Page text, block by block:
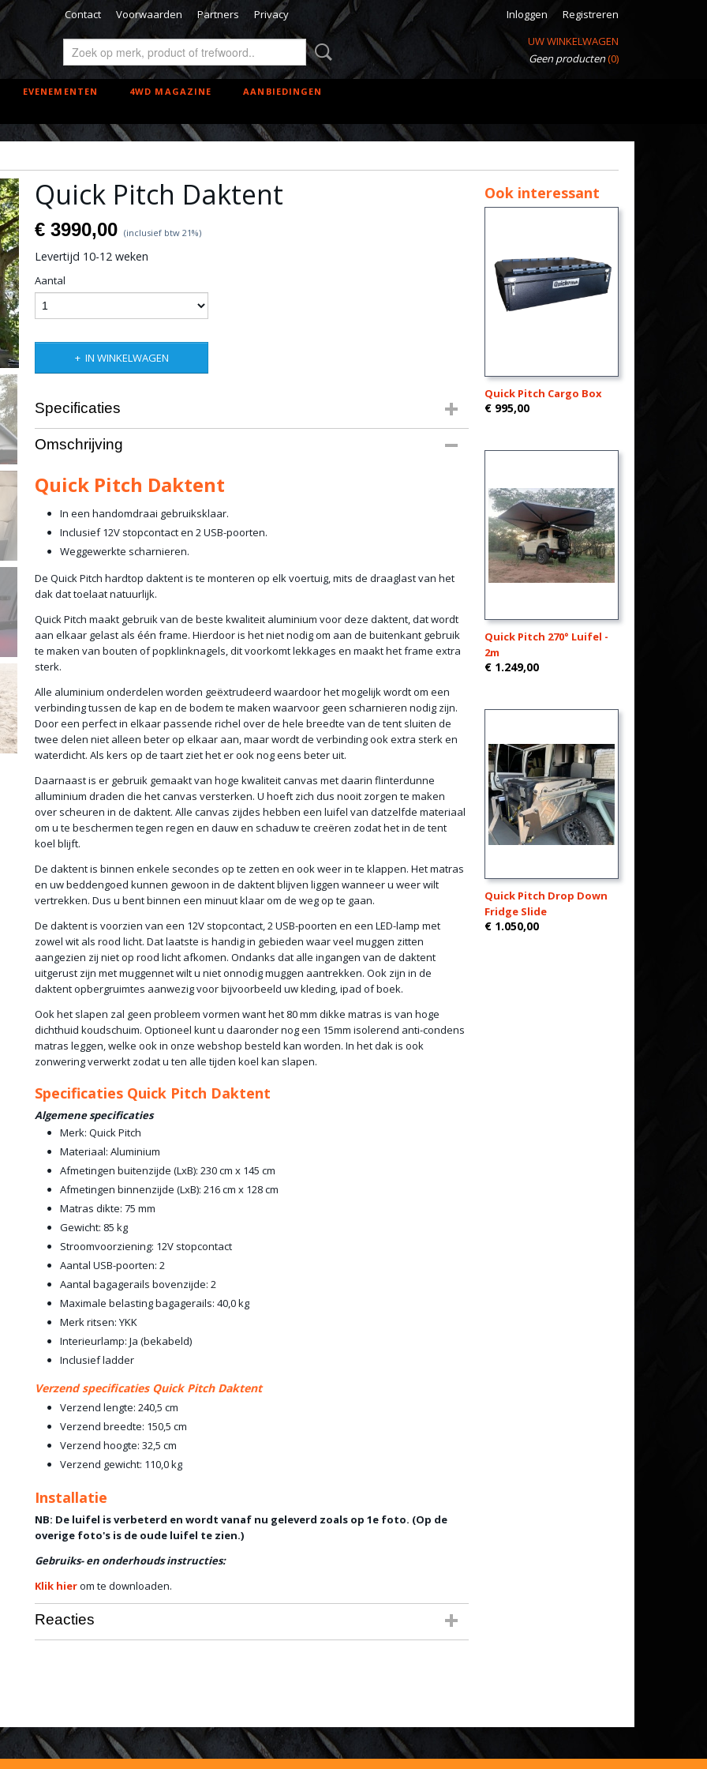
Contact Voorwaarden Partners Privacy Inloggen
Registreren
UW WINKELWAGEN
Geen producten(0)
EVENEMENTEN 4WD MAGAZINE AANBIEDINGEN
Quick Pitch Daktent
€ 3990,00 (inclusief btw 21%)
Levertijd 10-12 weken
Aantal
IN WINKELWAGEN
Specificaties
Productcode leverancier
Netto gewicht
Omschrijving
Quick Pitch Daktent
In een handomdraai gebruiksklaar.
Inclusief 12V stopcontact en 2 USB-poorten.
Weggewerkte scharnieren.
De Quick Pitch hardtop daktent is te monteren op elk voertuig, mits de draaglast van het
dak dat toelaat natuurlijk.
Quick Pitch maakt gebruik van de beste kwaliteit aluminium voor deze daktent, dat wordt
aan elkaar gelast als één frame. Hierdoor is het niet nodig om aan de buitenkant gebruik
te maken van bouten of popklinknagels, dit voorkomt lekkages en maakt het frame extra
sterk.
Alle aluminium onderdelen worden geëxtrudeerd waardoor het mogelijk wordt om een
verbinding tussen de kap en de bodem te maken waarvoor geen scharnieren nodig zijn.
Door een perfect in elkaar passende richel over de hele breedte van de tent sluiten de
twee delen niet alleen beter op elkaar aan, maar wordt de verbinding ook extra sterk en
waterdicht. Als kers op de taart ziet het er ook nog eens beter uit.
Daarnaast is er gebruik gemaakt van hoge kwaliteit canvas met daarin flinterdunne
alluminium draden die het canvas versterken. U hoeft zich dus nooit zorgen te maken
over scheuren in de daktent. Alle canvas zijdes hebben een luifel van datzelfde materiaal
om u te beschermen tegen regen en dauw en schaduw te creëren zodat het in de tent
koel blijft.
De daktent is binnen enkele secondes op te zetten en ook weer in te klappen. Het matras
en uw beddengoed kunnen gewoon in de daktent blijven liggen wanneer u weer wilt
vertrekken. Dus u bent binnen een minuut klaar om de weg op te gaan.
De daktent is voorzien van een 12V stopcontact, 2 USB-poorten en een LED-lamp met
zowel wit als rood licht. Dat laatste is handig in gebieden waar veel muggen zitten
aangezien zij niet op rood licht afkomen. Ondanks dat alle ingangen van de daktent
uitgerust zijn met muggennet wilt u niet onnodig muggen aantrekken. Ook zijn in de
daktent opbergruimtes aanwezig voor bijvoorbeeld uw kleding, ipad of boek.
Ook het slapen zal geen probleem vormen want het 80 mm dikke matras is van hoge
dichthuid koudschuim. Optioneel kunt u daaronder nog een 15mm isolerend anti-condens
matras leggen, welke ook in onze webshop besteld kan worden. In het dak is ook
zonwering verwerkt zodat u ten alle tijden koel kan slapen.
Specificaties Quick Pitch Daktent
Algemene specificaties
Merk: Quick Pitch
Materiaal: Aluminium
Afmetingen buitenzijde (LxB): 230 cm x 145 cm
Afmetingen binnenzijde (LxB): 216 cm x 128 cm
Matras dikte: 75 mm
Gewicht: 85 kg
Stroomvoorziening: 12V stopcontact
Aantal USB-poorten: 2
Aantal bagagerails bovenzijde: 2
Maximale belasting bagagerails: 40,0 kg
Merk ritsen: YKK
Interieurlamp: Ja (bekabeld)
Inclusief ladder
Verzend specificaties Quick Pitch Daktent
Verzend lengte: 240,5 cm
Verzend breedte: 150,5 cm
Verzend hoogte: 32,5 cm
Verzend gewicht: 110,0 kg
Installatie
NB: De luifel is verbeterd en wordt vanaf nu geleverd zoals op 1e foto. (Op de
overige foto's is de oude luifel te zien.)
Gebruiks- en onderhouds instructies:
Klik hierom te downloaden.
Reacties
Ook interessant
Quick Pitch Cargo Box
€ 995,00
Quick Pitch 270° Luifel -
2m
€ 1.249,00
Quick Pitch Drop Down
Fridge Slide
€ 1.050,00